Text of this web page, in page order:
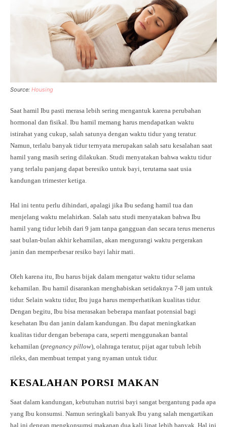
Source: Housing
Saat hamil Ibu pasti merasa lebih sering mengantuk karena perubahan
hormonal dan fisikal. Ibu hamil memang harus mendapatkan waktu
istirahat yang cukup, salah satunya dengan waktu tidur yang teratur.
Namun, terlalu banyak tidur ternyata merupakan salah satu kesalahan saat
hamil yang masih sering dilakukan. Studi menyatakan bahwa waktu tidur
yang terlalu panjang dapat beresiko untuk bayi, terutama saat usia
kandungan trimester ketiga.
Hal ini tentu perlu dihindari, apalagi jika Ibu sedang hamil tua dan
menjelang waktu melahirkan. Salah satu studi menyatakan bahwa Ibu
hamil yang tidur lebih dari 9 jam tanpa gangguan dan secara terus menerus
saat bulan-bulan akhir kehamilan, akan mengurangi waktu pergerakan
janin dan memperbesar resiko bayi lahir mati.
Oleh karena itu, Ibu harus bijak dalam mengatur waktu tidur selama
kehamilan. Ibu hamil disarankan menghabiskan setidaknya 7-8 jam untuk
tidur. Selain waktu tidur, Ibu juga harus memperhatikan kualitas tidur.
Dengan begitu, Ibu bisa merasakan beberapa manfaat potensial bagi
kesehatan Ibu dan janin dalam kandungan. Ibu dapat meningkatkan
kualitas tidur dengan beberapa cara, seperti menggunakan bantal
kehamilan (pregnancy pillow), olahraga teratur, pijat agar tubuh lebih
rileks, dan membuat tempat yang nyaman untuk tidur.
KESALAHAN PORSI MAKAN
Saat dalam kandungan, kebutuhan nutrisi bayi sangat bergantung pada apa
yang Ibu konsumsi. Namun seringkali banyak Ibu yang salah mengartikan
hal ini dengan mengkonsumsi makanan dua kali lipat lebih banyak. Hal ini